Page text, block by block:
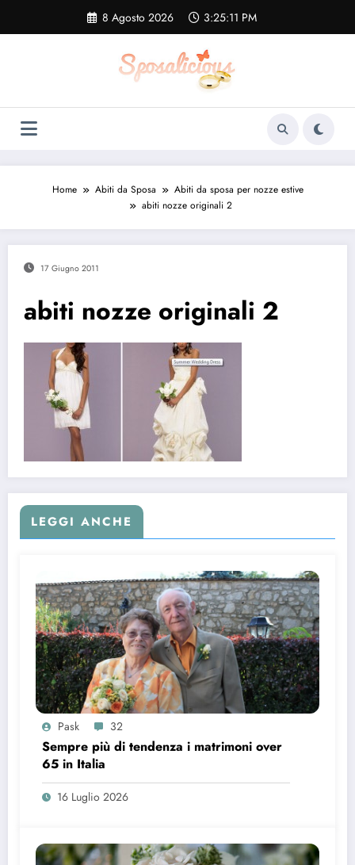
contenuto
8 Agosto 2026 3:25:12 PM
Home Abiti da Sposa
Abiti da sposa per nozze estive
abiti nozze originali 2
17 Giugno 2011
abiti nozze originali 2
LEGGI ANCHE
Pask 32
Sempre più di tendenza i matrimoni over
65 in Italia
16 Luglio 2026